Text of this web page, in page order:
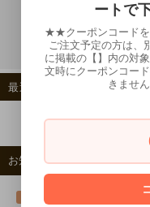
この商品を友達に教える
最近チェックした商品
お知らせ
ートで
★★クーポンコード
ご注文予定の方は、
に掲載の【】内の対
文時にクーポンコー
きませ